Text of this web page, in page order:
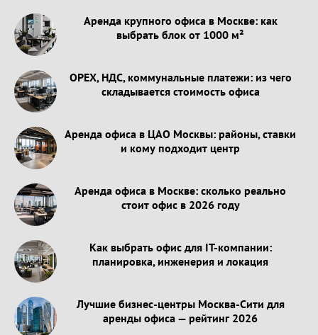
Аренда крупного офиса в Москве: как
выбрать блок от 1000 м²
OPEX, НДС, коммунальные платежи: из чего
складывается стоимость офиса
Аренда офиса в ЦАО Москвы: районы, ставки
и кому подходит центр
Аренда офиса в Москве: сколько реально
стоит офис в 2026 году
Как выбрать офис для IT-компании:
планировка, инженерия и локация
Лучшие бизнес-центры Москва-Сити для
аренды офиса — рейтинг 2026